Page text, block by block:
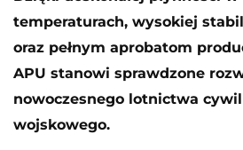
temperaturach, wysokiej
oraz pełnym aprobatom
APU stanowi sprawdzone
nowoczesnego lotnictwa
wojskowego.